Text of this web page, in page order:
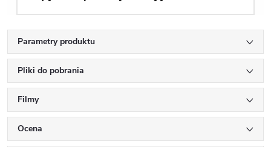
Parametry produktu
Pliki do pobrania
Filmy
Ocena